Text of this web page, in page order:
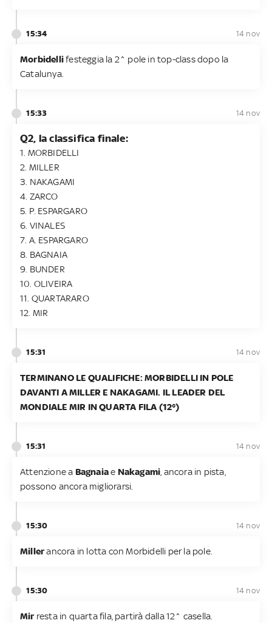
15:34 14 nov
Morbidellifesteggia la 2^ pole in top-class dopo la
Catalunya.
15:33 14 nov
Q2, la classifica finale:
1. MORBIDELLI
2. MILLER
3. NAKAGAMI
4. ZARCO
5. P. ESPARGARO
6. VINALES
7. A. ESPARGARO
8. BAGNAIA
9. BUNDER
10. OLIVEIRA
11. QUARTARARO
12. MIR
15:31 14 nov
TERMINANO LE QUALIFICHE: MORBIDELLI IN POLE
DAVANTI A MILLER E NAKAGAMI. IL LEADER DEL
MONDIALE MIR IN QUARTA FILA (12°)
15:31 14 nov
Attenzione a Bagnaiae Nakagami , ancora in pista,
possono ancora migliorarsi.
15:30 14 nov
Millerancora in lotta con Morbidelli per la pole.
15:30 14 nov
Mir resta in quarta fila, partirà dalla 12^ casella.